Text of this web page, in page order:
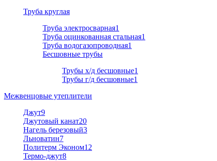
Труба круглая
Труба электросварная1
Труба оцинкованная стальная1
Труба водогазопроводная1
Бесшовные трубы
Трубы х/д бесшовные1
Трубы г/д бесшовные1
Межвенцовые утеплители
Джут9
Джутовый канат20
Нагель березовый3
Льноватин7
Политерм Эконом12
Термо-джут8